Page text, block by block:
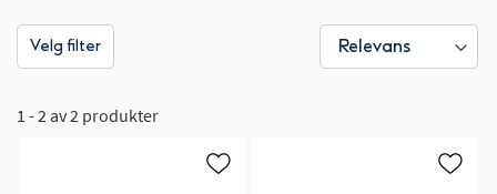
Velg filter
1 - 2 av 2 produkter